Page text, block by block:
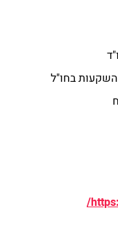
בחו"ל